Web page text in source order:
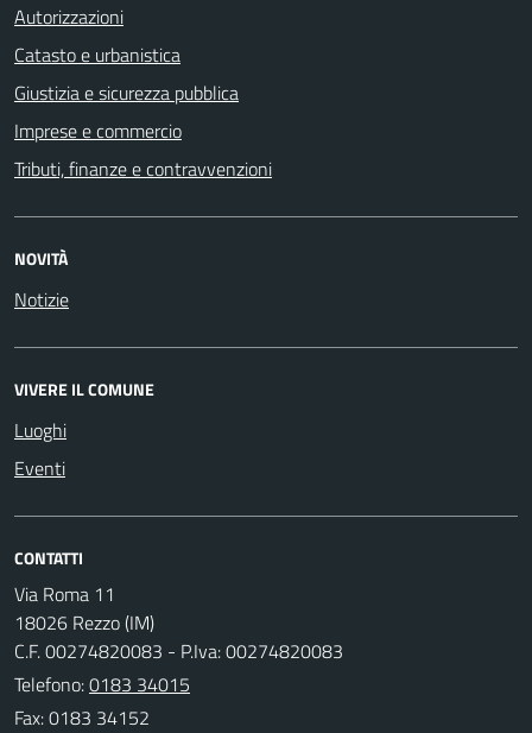
Autorizzazioni
Catasto e urbanistica
Giustizia e sicurezza pubblica
Imprese e commercio
Tributi, finanze e contravvenzioni
NOVITÀ
Notizie
VIVERE IL COMUNE
Luoghi
Eventi
CONTATTI
Via Roma 11
18026 Rezzo (IM)
C.F. 00274820083 - P.Iva: 00274820083
Telefono:0183 34015
Fax: 0183 34152